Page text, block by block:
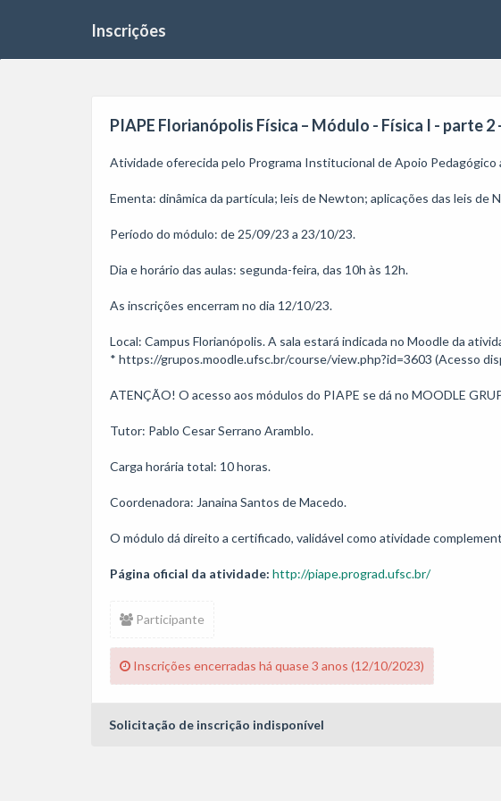
Inscrições
PIAPE Florianópolis Física – Módulo - Física I - parte 2
Atividade oferecida pelo Programa Institucional de Apoio Pedagógico
Ementa: dinâmica da partícula; leis de Newton; aplicações das leis
Período do módulo: de 25/09/23 a 23/10/23.
Dia e horário das aulas: segunda-feira, das 10h às 12h.
As inscrições encerram no dia 12/10/23.
Local: Campus Florianópolis. A sala estará indicada no Moodle da
* https://grupos.moodle.ufsc.br/course/view.php?id=3603 (Acesso
ATENÇÃO! O acesso aos módulos do PIAPE se dá no MOODLE
Tutor: Pablo Cesar Serrano Aramblo.
Carga horária total: 10 horas.
Coordenadora: Janaina Santos de Macedo.
Página oficial da atividade: http://piape.prograd.ufsc.br/
Participante
Inscrições encerradas há quase 3 anos (12/10/2023)
Solicitação de inscrição indisponível